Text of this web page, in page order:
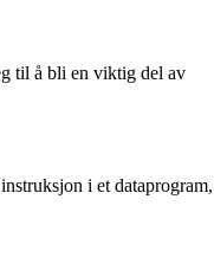
til å bli en viktig del av
i et dataprogram,